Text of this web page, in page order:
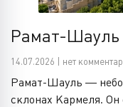
14.07.2026 | нет
Рамат-Шауль —
склонах Кармеля. Он